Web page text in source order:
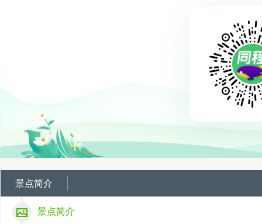
景点简介
景点简介